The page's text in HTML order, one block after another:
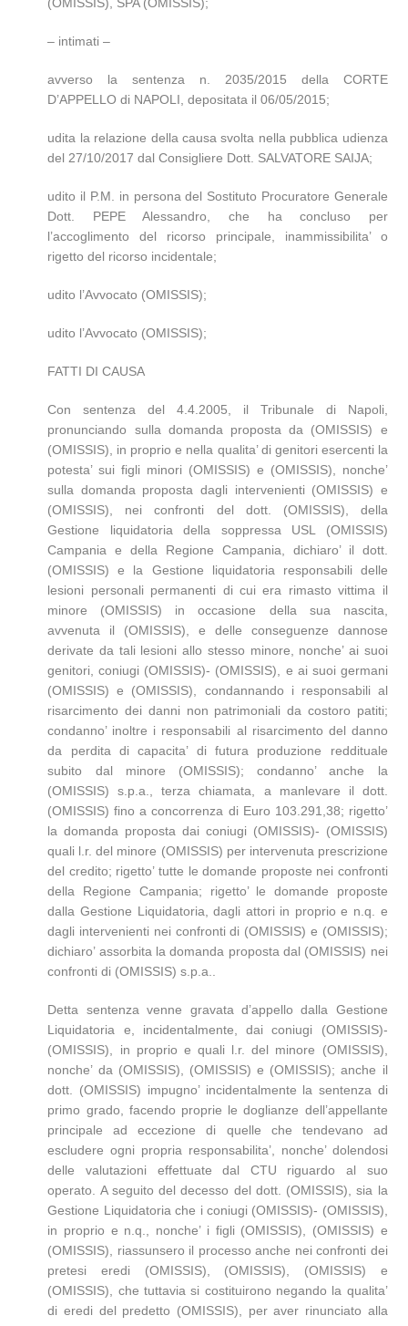
– intimati –
avverso la sentenza n. 2035/2015 della CORTE
D’APPELLO di NAPOLI, depositata il 06/05/2015;
udita la relazione della causa svolta nella pubblica udienza
del 27/10/2017 dal Consigliere Dott. SALVATORE SAIJA;
udito il P.M. in persona del Sostituto Procuratore Generale
Dott. PEPE Alessandro, che ha concluso per
l’accoglimento del ricorso principale, inammissibilita’ o
rigetto del ricorso incidentale;
udito l’Avvocato (OMISSIS);
udito l’Avvocato (OMISSIS);
FATTI DI CAUSA
Con sentenza del 4.4.2005, il Tribunale di Napoli,
pronunciando sulla domanda proposta da (OMISSIS) e
(OMISSIS), in proprio e nella qualita’ di genitori esercenti la
potesta’ sui figli minori (OMISSIS) e (OMISSIS), nonche’
sulla domanda proposta dagli intervenienti (OMISSIS) e
(OMISSIS), nei confronti del dott. (OMISSIS), della
Gestione liquidatoria della soppressa USL (OMISSIS)
Campania e della Regione Campania, dichiaro’ il dott.
(OMISSIS) e la Gestione liquidatoria responsabili delle
lesioni personali permanenti di cui era rimasto vittima il
minore (OMISSIS) in occasione della sua nascita,
avvenuta il (OMISSIS), e delle conseguenze dannose
derivate da tali lesioni allo stesso minore, nonche’ ai suoi
genitori, coniugi (OMISSIS)- (OMISSIS), e ai suoi germani
(OMISSIS) e (OMISSIS), condannando i responsabili al
risarcimento dei danni non patrimoniali da costoro patiti;
condanno’ inoltre i responsabili al risarcimento del danno
da perdita di capacita’ di futura produzione reddituale
subito dal minore (OMISSIS); condanno’ anche la
(OMISSIS) s.p.a., terza chiamata, a manlevare il dott.
(OMISSIS) fino a concorrenza di Euro 103.291,38; rigetto’
la domanda proposta dai coniugi (OMISSIS)- (OMISSIS)
quali l.r. del minore (OMISSIS) per intervenuta prescrizione
del credito; rigetto’ tutte le domande proposte nei confronti
della Regione Campania; rigetto’ le domande proposte
dalla Gestione Liquidatoria, dagli attori in proprio e n.q. e
dagli intervenienti nei confronti di (OMISSIS) e (OMISSIS);
dichiaro’ assorbita la domanda proposta dal (OMISSIS) nei
confronti di (OMISSIS) s.p.a..
Detta sentenza venne gravata d’appello dalla Gestione
Liquidatoria e, incidentalmente, dai coniugi (OMISSIS)-
(OMISSIS), in proprio e quali l.r. del minore (OMISSIS),
nonche’ da (OMISSIS), (OMISSIS) e (OMISSIS); anche il
dott. (OMISSIS) impugno’ incidentalmente la sentenza di
primo grado, facendo proprie le doglianze dell’appellante
principale ad eccezione di quelle che tendevano ad
escludere ogni propria responsabilita’, nonche’ dolendosi
delle valutazioni effettuate dal CTU riguardo al suo
operato. A seguito del decesso del dott. (OMISSIS), sia la
Gestione Liquidatoria che i coniugi (OMISSIS)- (OMISSIS),
in proprio e n.q., nonche’ i figli (OMISSIS), (OMISSIS) e
(OMISSIS), riassunsero il processo anche nei confronti dei
pretesi eredi (OMISSIS), (OMISSIS), (OMISSIS) e
(OMISSIS), che tuttavia si costituirono negando la qualita’
di eredi del predetto (OMISSIS), per aver rinunciato alla